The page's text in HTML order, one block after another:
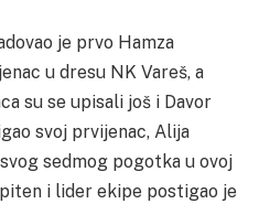
je prvo Hamza
u dresu NK Vareš, a
su se upisali još i Davor
svoj prvijenac, Alija
sedmog pogotka u ovoj
i lider ekipe postigao je